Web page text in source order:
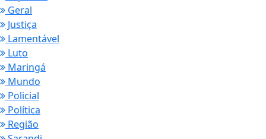
Geral
Justiça
Lamentável
Luto
Maringá
Mundo
Policial
Política
Região